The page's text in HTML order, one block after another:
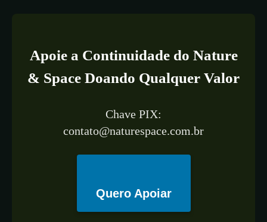
Apoie a Continuidade do Nature
& Space Doando Qualquer Valor
Chave PIX:
contato@naturespace.com.br
Quero Apoiar